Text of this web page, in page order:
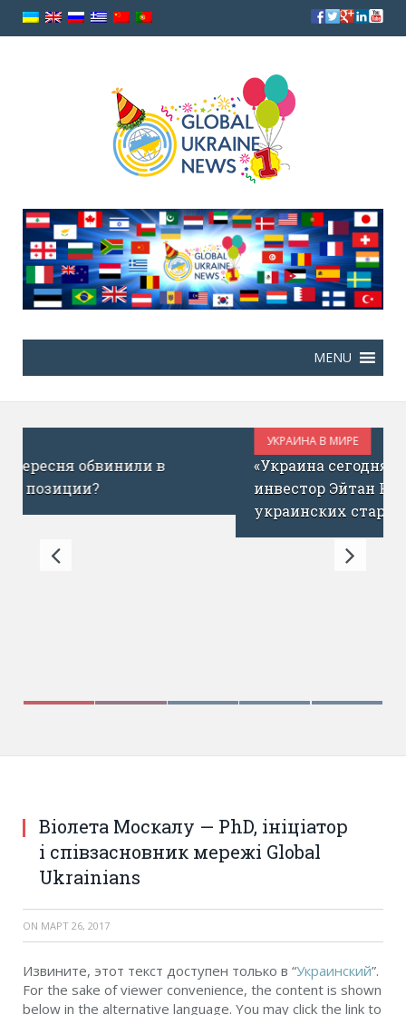
«Украина сегодня – как Израиль до ICQ»:
инвестор Эйтан Кац о запуске фонда для
украинских стартапов
Віолета Москалу – PhD, ініціатор і співзасновник
Віолета Москалу — PhD, ініціатор
і співзасновник мережі Global
Ukrainians
ON МАРТ 26, 2017
Извините, этот текст доступен только в “Украинский”.
For the sake of viewer convenience, the content is shown
below in the alternative language. You may click the link to